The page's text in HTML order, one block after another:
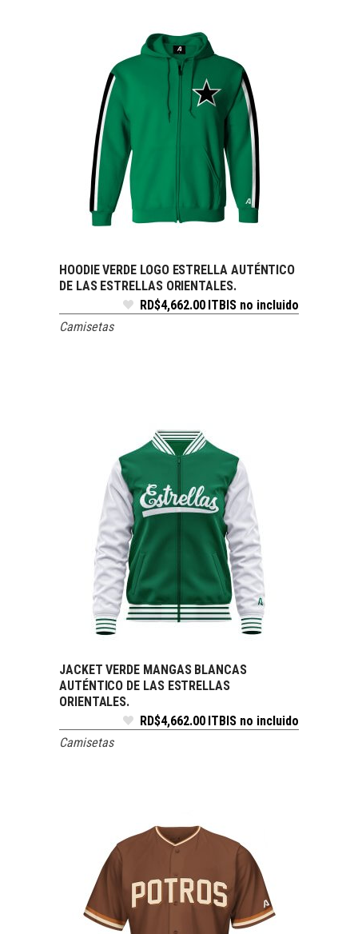
SELECCIONAR OPCIONES
HOODIE VERDE LOGO ESTRELLA AUTÉNTICO
DE LAS ESTRELLAS ORIENTALES.
RD$4,662.00 ITBIS no incluido
Camisetas
SELECCIONAR OPCIONES
JACKET VERDE MANGAS BLANCAS
AUTÉNTICO DE LAS ESTRELLAS
ORIENTALES.
RD$4,662.00 ITBIS no incluido
Camisetas